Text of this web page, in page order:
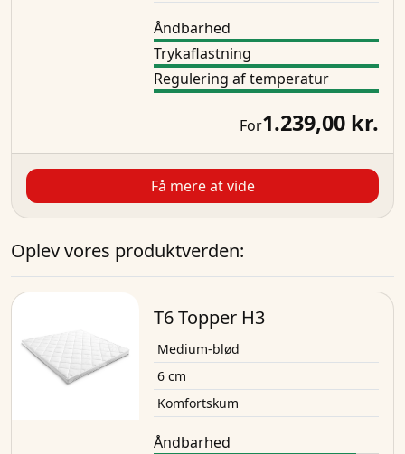
Åndbarhed
Trykaflastning
Regulering af temperatur
For1.239,00 kr.
Få mere at vide
Oplev vores produktverden:
T6 Topper H3
Medium-blød
6 cm
Komfortskum
Åndbarhed